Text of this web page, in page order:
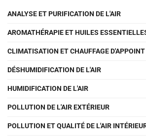
ANALYSE ET PURIFICATION DE L'AIR
AROMATHÉRAPIE ET HUILES
CLIMATISATION ET CHAUFFAGE D'APPOINT
DÉSHUMIDIFICATION DE L'AIR
HUMIDIFICATION DE L'AIR
POLLUTION DE L'AIR EXTÉRIEUR
POLLUTION ET QUALITÉ DE L'AIR